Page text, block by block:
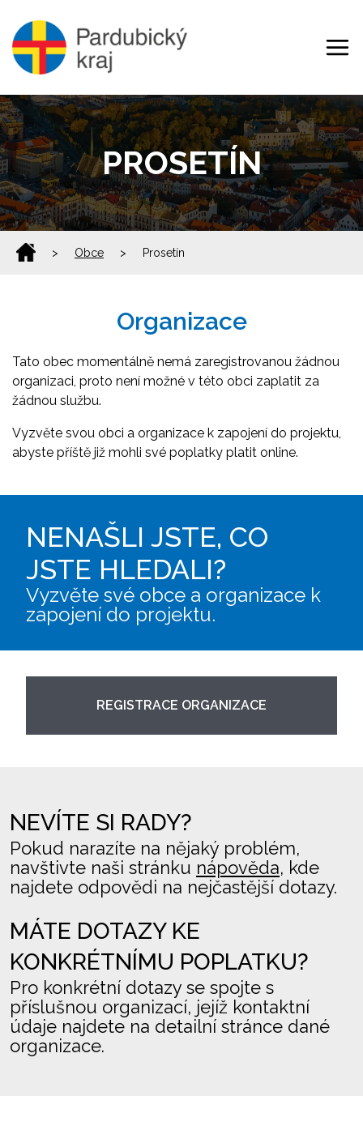
PROSETÍN
> Obce > Prosetín
Organizace
Tato obec momentálně nemá zaregistrovanou žádnou
organizaci, proto není možné v této obci zaplatit za
žádnou službu.
Vyzvěte svou obci a organizace k zapojení do projektu,
abyste příště již mohli své poplatky platit online.
NENAŠLI JSTE, CO
JSTE HLEDALI?
Vyzvěte své obce a organizace k
zapojení do projektu.
REGISTRACE ORGANIZACE
NEVÍTE SI RADY?
Pokud narazíte na nějaký problém,
navštivte naši stránku nápověda, kde
najdete odpovědi na nejčastější dotazy.
MÁTE DOTAZY KE
KONKRÉTNÍMU POPLATKU?
Pro konkrétní dotazy se spojte s
příslušnou organizací, jejíž kontaktní
údaje najdete na detailní stránce dané
organizace.